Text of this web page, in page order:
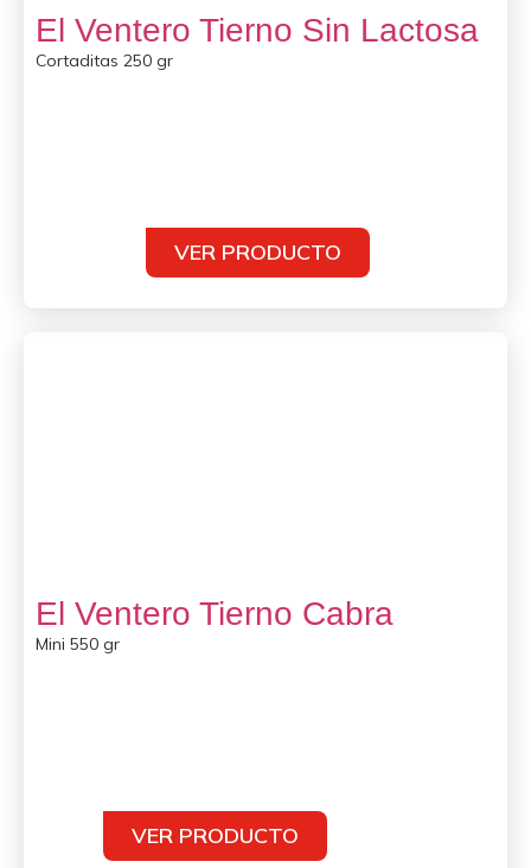
El Ventero Tierno Sin Lactosa
Cortaditas 250 gr
VER PRODUCTO
El Ventero Tierno Cabra
Mini 550 gr
VER PRODUCTO